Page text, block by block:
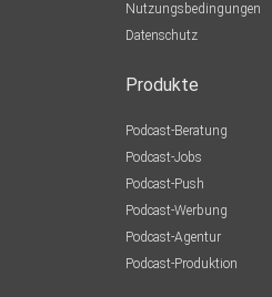
Nutzungsbedingungen
Datenschutz
Produkte
Podcast-Beratung
Podcast-Jobs
Podcast-Push
Podcast-Werbung
Podcast-Agentur
Podcast-Produktion